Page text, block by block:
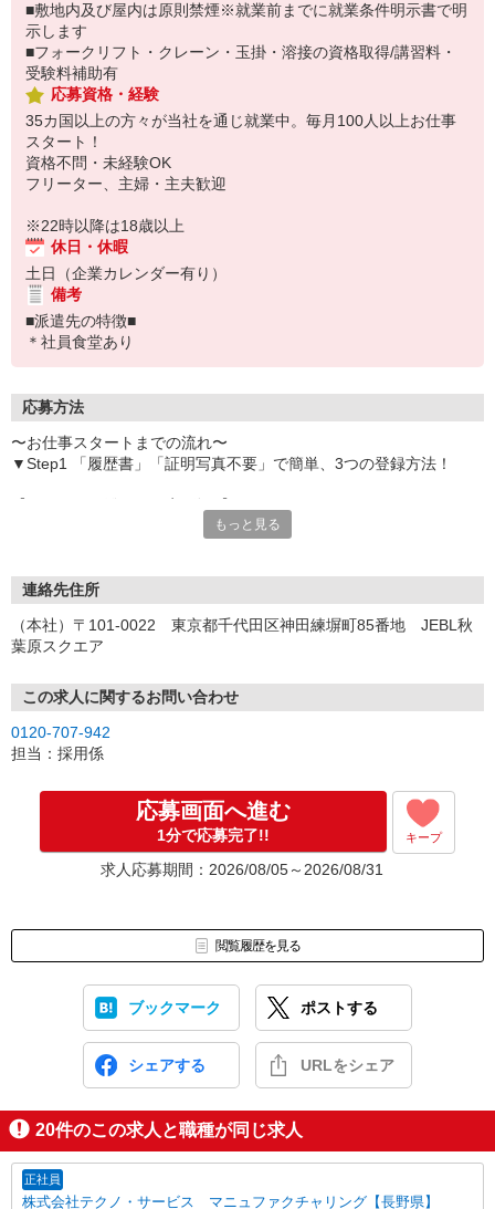
■敷地内及び屋内は原則禁煙※就業前までに就業条件明示書で明
示します
■フォークリフト・クレーン・玉掛・溶接の資格取得/講習料・
受験料補助有
応募資格・経験
35カ国以上の方々が当社を通じ就業中。毎月100人以上お仕事
スタート！
資格不問・未経験OK
フリーター、主婦・主夫歓迎
※22時以降は18歳以上
休日・休暇
土日（企業カレンダー有り）
備考
■派遣先の特徴■
＊社員食堂あり
応募方法
〜お仕事スタートまでの流れ〜
▼Step1 「履歴書」「証明写真不要」で簡単、3つの登録方法！
いつでも好きな時間に登録OK
受付時間/平日9:00〜19:00
【来場登録（目安1時間30分）】
▼Step2 全国にあるお仕事の中から、あなたにピッタリのお仕事を
ご案内
▼Step3 就業前に職場見学で気になる事はしっかりチェック！
応募⇒最短で2日後からの勤務も可能です！
もっと見る
連絡先住所
（本社）〒101-0022 東京都千代田区神田練塀町85番地 JEBL秋
葉原スクエア
この求人に関するお問い合わせ
0120-707-942
担当：採用係
応募画面へ進む
1分で応募完了!! キープ
求人応募期間：2026/08/05～2026/08/31
閲覧履歴を見る
ブックマーク ポストする
シェアする URLをシェア
20件のこの求人と職種が同じ求人
正社員
株式会社テクノ・サービス マニュファクチャリング【長野県】